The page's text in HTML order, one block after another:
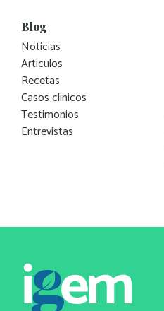
Blog
Noticias
Artículos
Recetas
Casos clínicos
Testimonios
Entrevistas